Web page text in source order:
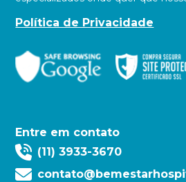
Política de Privacidade
Entre em contato
(11) 3933-3670